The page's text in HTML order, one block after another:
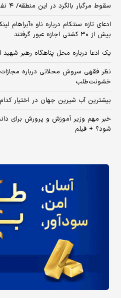
سقوط مرگبار بالگرد در این منطقه/ ۴ نفر جان باختند
ادعای تازه سنتکام درباره ناو «آبراهام
بیش از ۳۰ کشتی اجازه عبور گرفتند
یک ادعا درباره محل پناهگاه‌ رهبر شهید
نظر فقهی سروش محلاتی درباره
خشونت‌طلب
بیشترین آب شیرین جهان در اختیار
خبر مهم وزیر آموزش و پرورش برای
شود؟ + فیلم